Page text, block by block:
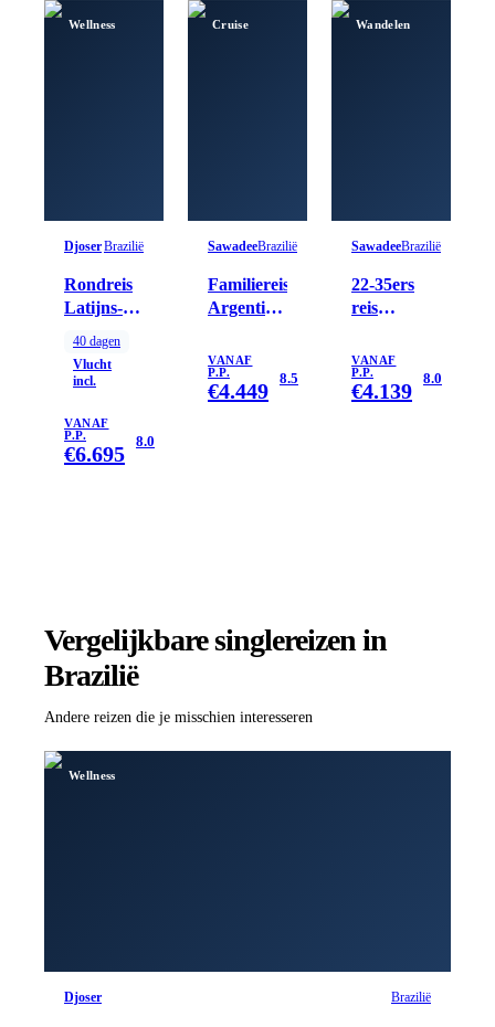
Wellness
DjoserBrazilië
Rondreis
Latijns-
40 dagen
40 dagen
Vlucht
incl.
VANAF
P.P.
€6.695 8.0
Cruise
SawadeeBrazilië
Familiereis
Argentinië
VANAF
P.P.
€4.449 8.5
Wandelen
SawadeeBrazilië
22-35ers
reis
VANAF
P.P.
€4.139 8.0
Vergelijkbare singlereizen in
Brazilië
Andere reizen die je misschien interesseren
Wellness
Djoser Brazilië